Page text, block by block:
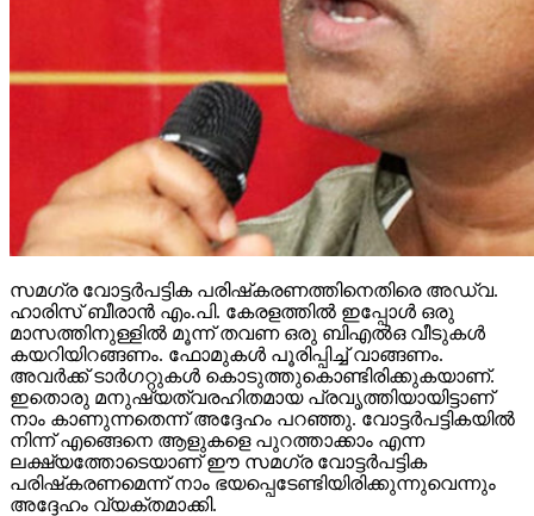
സമഗ്ര വോട്ടര്‍പട്ടിക പരിഷ്‌കരണത്തിനെതിരെ അഡ്വ.
ഹാരിസ് ബീരാന്‍ എം.പി. കേരളത്തില്‍ ഇപ്പോള്‍ ഒരു
മാസത്തിനുള്ളില്‍ മൂന്ന് തവണ ഒരു ബിഎല്‍ഒ വീടുകള്‍
കയറിയിറങ്ങണം. ഫോമുകള്‍ പൂരിപ്പിച്ച് വാങ്ങണം.
അവര്‍ക്ക് ടാര്‍ഗറ്റുകള്‍ കൊടുത്തുകൊണ്ടിരിക്കുകയാണ്.
ഇതൊരു മനുഷ്യത്വരഹിതമായ പ്രവൃത്തിയായിട്ടാണ്
നാം കാണുന്നതെന്ന് അദ്ദേഹം പറഞ്ഞു. വോട്ടര്‍പട്ടികയില്‍
നിന്ന് എങ്ങെനെ ആളുകളെ പുറത്താക്കാം എന്ന
ലക്ഷ്യത്തോടെയാണ് ഈ സമഗ്ര വോട്ടര്‍പട്ടിക
പരിഷ്‌കരണമെന്ന് നാം ഭയപ്പെടേണ്ടിയിരിക്കുന്നുവെന്നും
അദ്ദേഹം വ്യക്തമാക്കി.